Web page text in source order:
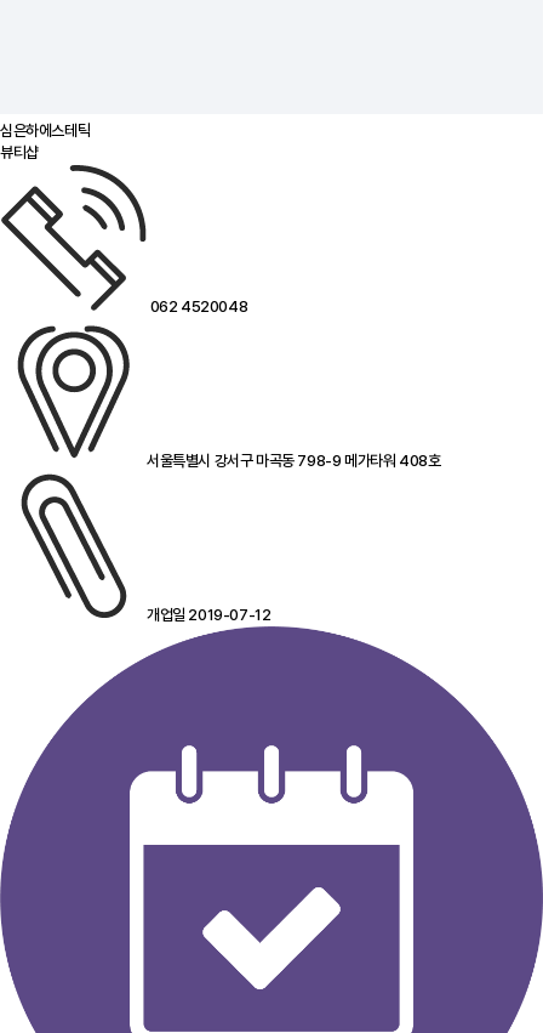
심은하에스테틱
뷰티샵
062 4520048
서울특별시 강서구 마곡동 798-9 메가타워 408호
개업일 2019-07-12